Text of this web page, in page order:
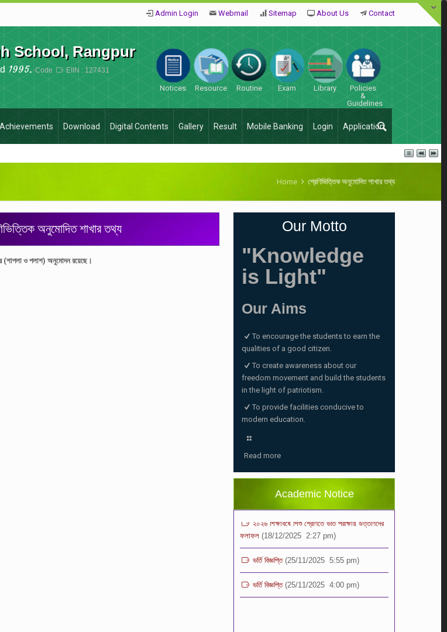
School, Rangpur
1995.Code EIIN : 127431
Admin Login Webmail Sitemap About Us Contact
Achievements Download Digital Contents Gallery Result Mobile Banking Login Application
Notices Resource Routine Exam Library
Policies
&
Guidelines
Home শ্রেণিভিত্তিক অনুমোদিত শাখার তথ্য
অনুমোদিত শাখার তথ্য
(শাপলা ও পলাশ) অনুমোদন রয়েছে।
Our Motto
"Knowledge
is Light"
Our Aims
To encourage the students to earn the
qualities of a good citizen.
To create awareness about our
freedom movement and build the students
in the light of patriotism.
To provide facilities conducive to
modern education.
Read more
Academic Notice